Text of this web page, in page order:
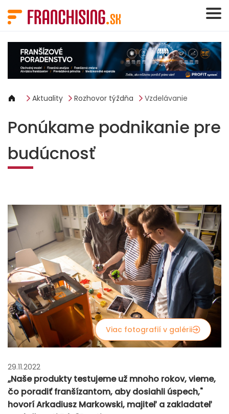
Aktuality Rozhovor týždňa Vzdelávanie
Ponúkame podnikanie pre
budúcnosť
Viac fotografií v galérii
29.11.2022
„Naše produkty testujeme už mnoho rokov, vieme,
čo poradiť franšízantom, aby dosiahli úspech,"
hovorí Arkadiusz Markowski, majiteľ a zakladateľ